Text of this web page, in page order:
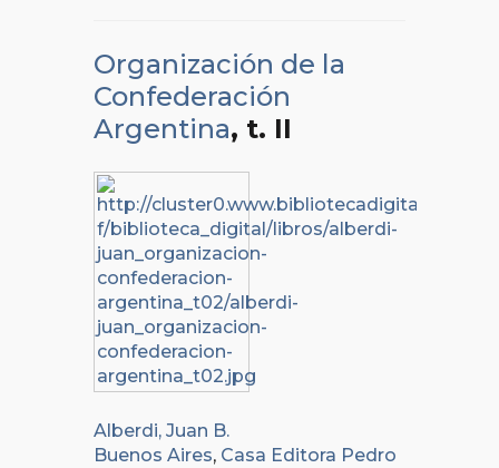
Organización de la
Confederación
Argentina, t. II
Alberdi, Juan B.
Buenos Aires, Casa Editora Pedro